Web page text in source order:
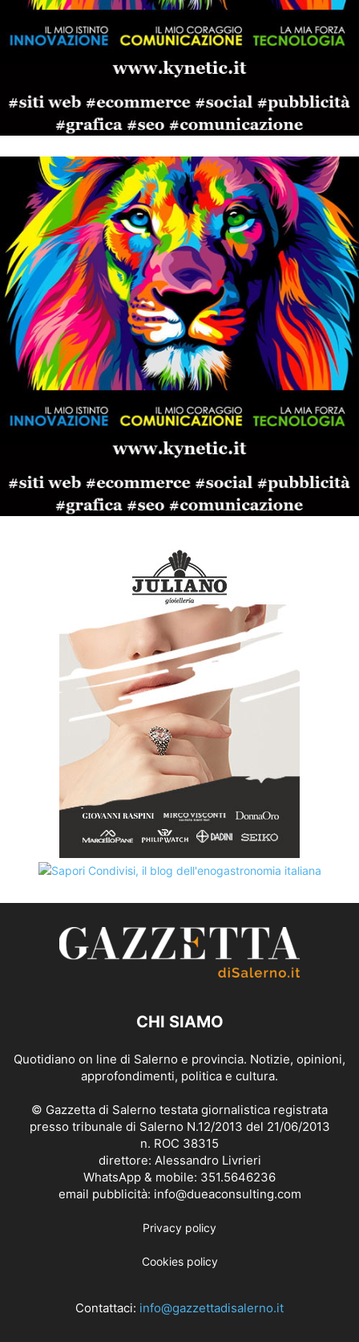
CHI SIAMO
Quotidiano on line di Salerno e provincia. Notizie, opinioni,
approfondimenti, politica e cultura.
© Gazzetta di Salerno testata giornalistica registrata
presso tribunale di Salerno N.12/2013 del 21/06/2013
n. ROC 38315
direttore: Alessandro Livrieri
WhatsApp & mobile: 351.5646236
email pubblicità: info@dueaconsulting.com
Privacy policy
Cookies policy
Contattaci: info@gazzettadisalerno.it